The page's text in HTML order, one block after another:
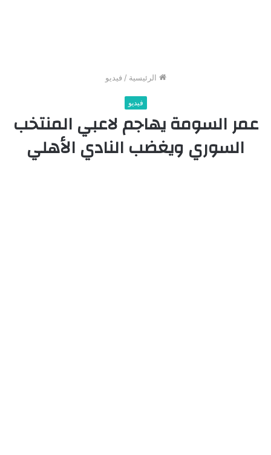
الرئيسية / فيديو
فيديو
عمر السومة يهاجم لاعبي المنتخب
السوري ويغضب النادي الأهلي